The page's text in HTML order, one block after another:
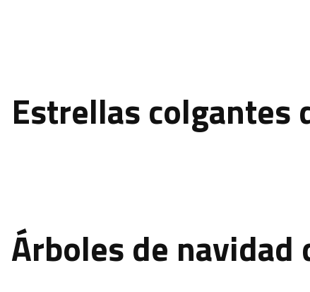
Estrellas colgantes
Árboles de navidad